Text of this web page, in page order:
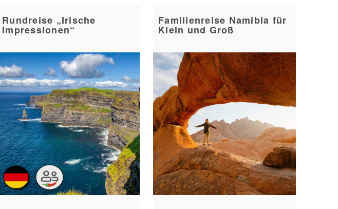
Rundreise „Irische
Impressionen“
Familienreise Namibia für
Klein und Groß